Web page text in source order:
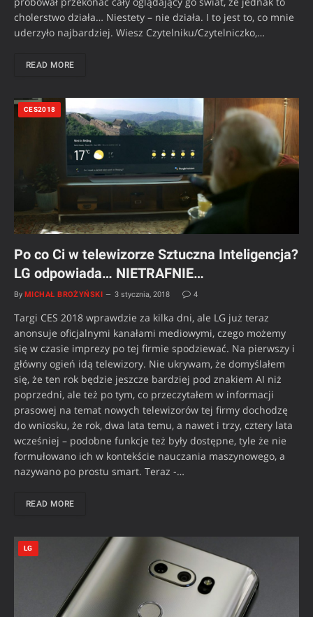
cholerstwo działa… Niestety – nie działa. I to jest to, co mnie
uderzyło najbardziej. Wiesz Czytelniku/Czytelniczko,…
READ MORE
CES2018
Po co Ci w telewizorze Sztuczna Inteligencja?
LG odpowiada… NIETRAFNIE…
By MICHAŁ BROŻYŃSKI 3 stycznia, 2018 4
Targi CES 2018 wprawdzie za kilka dni, ale LG już teraz
anonsuje oficjalnymi kanałami mediowymi, czego możemy
się w czasie imprezy po tej firmie spodziewać. Na pierwszy i
główny ogień idą telewizory. Nie ukrywam, że domyślałem
się, że ten rok będzie jeszcze bardziej pod znakiem AI niż
poprzedni, ale też po tym, co przeczytałem w informacji
prasowej na temat nowych telewizorów tej firmy dochodzę
do wniosku, że rok, dwa lata temu, a nawet i trzy, cztery lata
wcześniej – podobne funkcje też były dostępne, tyle że nie
formułowano ich w kontekście nauczania maszynowego, a
nazywano po prostu smart. Teraz -…
READ MORE
LG